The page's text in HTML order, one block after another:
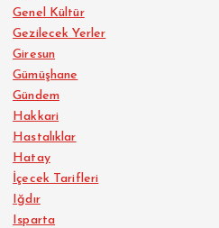
Genel Kültür
Gezilecek Yerler
Giresun
Gümüşhane
Gündem
Hakkari
Hastalıklar
Hatay
İçecek Tarifleri
Iğdır
Isparta